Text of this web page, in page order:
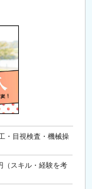
・目視検査・機械操
スキル・経験を考